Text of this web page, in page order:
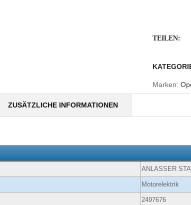
TEILEN:
Marken:
ZUSÄTZLICHE INFORMATIONEN
ANLASSER
Motorelektrik
2497676